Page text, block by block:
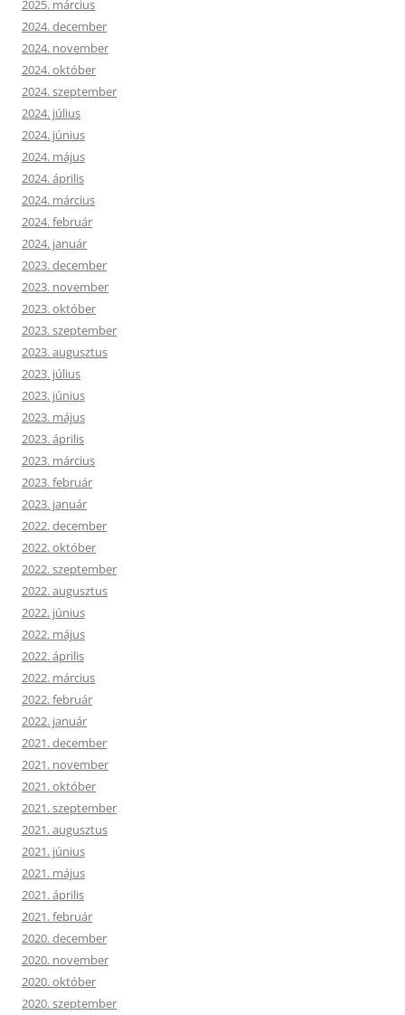
2025. március
2024. december
2024. november
2024. október
2024. szeptember
2024. július
2024. június
2024. május
2024. április
2024. március
2024. február
2024. január
2023. december
2023. november
2023. október
2023. szeptember
2023. augusztus
2023. július
2023. június
2023. május
2023. április
2023. március
2023. február
2023. január
2022. december
2022. október
2022. szeptember
2022. augusztus
2022. június
2022. május
2022. április
2022. március
2022. február
2022. január
2021. december
2021. november
2021. október
2021. szeptember
2021. augusztus
2021. június
2021. május
2021. április
2021. február
2020. december
2020. november
2020. október
2020. szeptember